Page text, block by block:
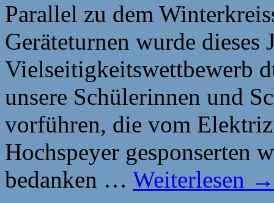
Parallel zu dem
Geräteturnen wurde dieses
Vielseitigkeitswettbewerb
unsere Schülerinnen und
vorführen, die vom
Hochspeyer gesponserten
bedanken … Weiterlesen →